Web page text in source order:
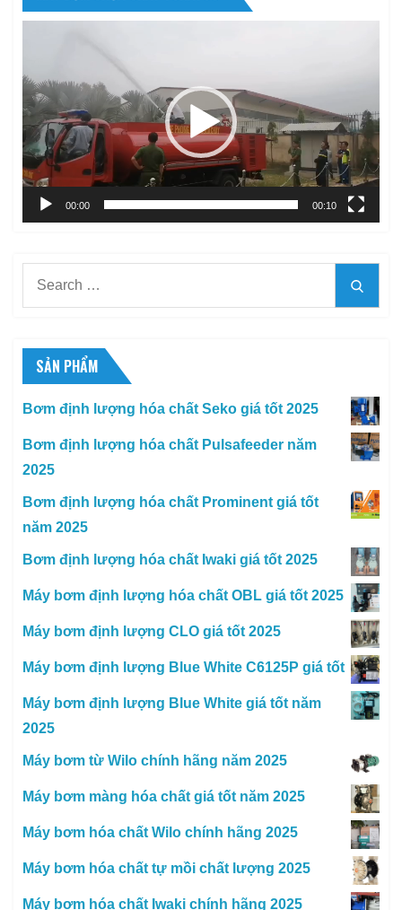
Video
00:00 00:10
SẢN PHẨM
Bơm định lượng hóa chất Seko giá tốt 2025
Bơm định lượng hóa chất Pulsafeeder năm
2025
Bơm định lượng hóa chất Prominent giá tốt
năm 2025
Bơm định lượng hóa chất Iwaki giá tốt 2025
Máy bơm định lượng hóa chất OBL giá tốt 2025
Máy bơm định lượng CLO giá tốt 2025
Máy bơm định lượng Blue White C6125P giá tốt
Máy bơm định lượng Blue White giá tốt năm
2025
Máy bơm từ Wilo chính hãng năm 2025
Máy bơm màng hóa chất giá tốt năm 2025
Máy bơm hóa chất Wilo chính hãng 2025
Máy bơm hóa chất tự mồi chất lượng 2025
Máy bơm hóa chất Iwaki chính hãng 2025